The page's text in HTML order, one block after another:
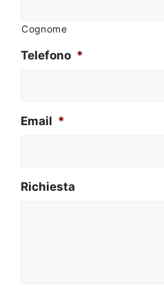
Cognome
Telefono *
Email *
Richiesta